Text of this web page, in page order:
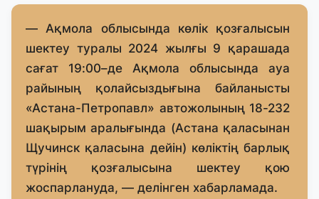
— Ақмола облысында көлік қозғалысын
шектеу туралы 2024 жылғы 9 қарашада
сағат 19:00–де Ақмола облысында ауа
райының қолайсыздығына байланысты
«Астана-Петропавл» автожолының 18-232
шақырым аралығында (Астана қаласынан
Щучинск қаласына дейін) көліктің барлық
түрінің қозғалысына шектеу қою
жоспарлануда, — делінген хабарламада.